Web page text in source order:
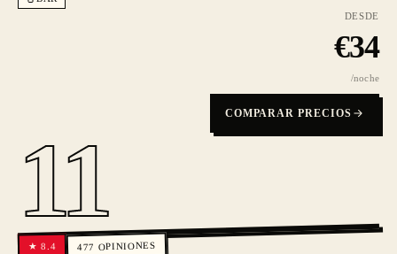
DESDE
€34
/noche
COMPARAR PRECIOS
11
★8.4 477 OPINIONES